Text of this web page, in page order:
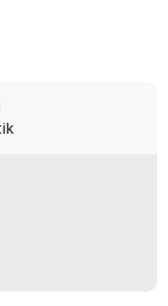
set
menyerupai
mudah patah